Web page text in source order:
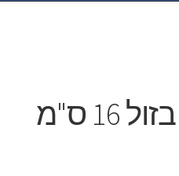
כיפות סרוגות בזול 16 ס"מ